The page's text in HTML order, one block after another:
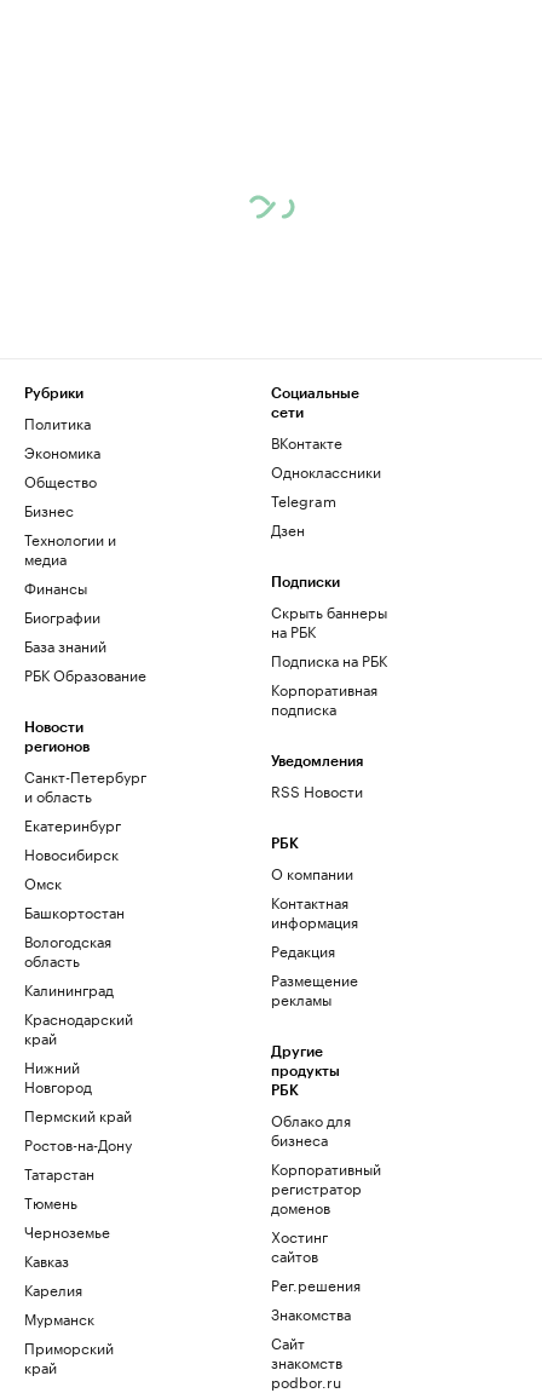
Рубрики
Политика
Экономика
Общество
Бизнес
Технологии и
медиа
Финансы
Биографии
База знаний
РБК Образование
Новости
регионов
Санкт-Петербург
и область
Екатеринбург
Новосибирск
Омск
Башкортостан
Вологодская
область
Калининград
Краснодарский
край
Нижний
Новгород
Пермский край
Ростов-на-Дону
Татарстан
Тюмень
Черноземье
Кавказ
Карелия
Мурманск
Приморский
край
Социальные
сети
ВКонтакте
Одноклассники
Telegram
Дзен
Подписки
Скрыть баннеры
на РБК
Подписка на РБК
Корпоративная
подписка
Уведомления
RSS Новости
РБК
О компании
Контактная
информация
Редакция
Размещение
рекламы
Другие
продукты
РБК
Облако для
бизнеса
Корпоративный
регистратор
доменов
Хостинг
сайтов
Рег.решения
Знакомства
Сайт
знакомств
podbor.ru